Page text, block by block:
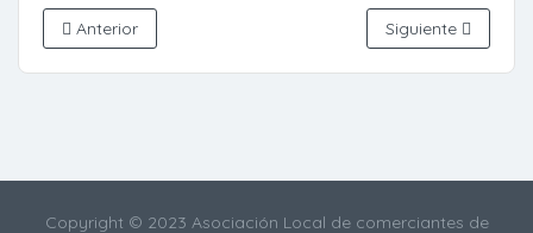
Anterior Siguiente
Copyright © 2023 Asociación Local de comerciantes de